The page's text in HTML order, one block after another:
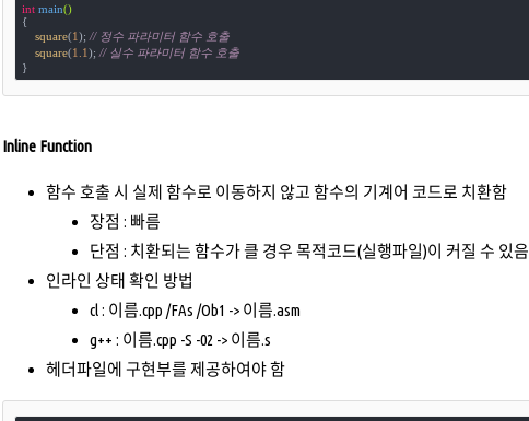
int main()
{
square(1); // 정수 파라미터 함수 호출
square(1.1); // 실수 파라미터 함수 호출
}
Inline Function
함수 호출 시 실제 함수로 이동하지 않고 함수의 기계어 코드로 치환함
장점 : 빠름
단점 : 치환되는 함수가 클 경우 목적코드(실행파일)이 커질 수 있음
인라인 상태 확인 방법
cl : 이름.cpp /FAs /Ob1 -> 이름.asm
g++ : 이름.cpp -S -02 -> 이름.s
헤더파일에 구현부를 제공하여야 함